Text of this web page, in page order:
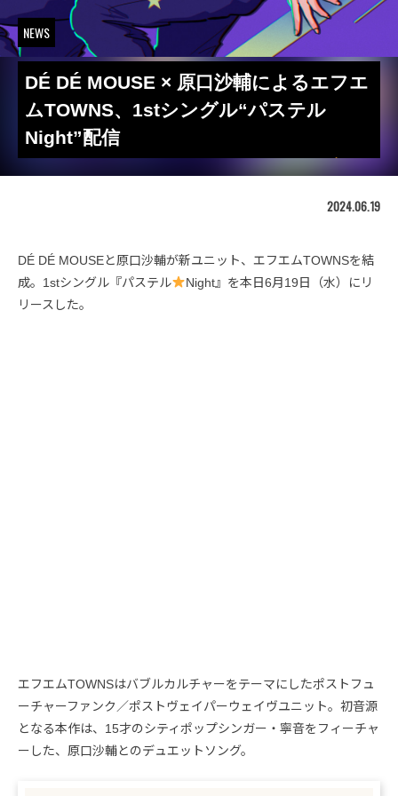
NEWS
DÉ DÉ MOUSE × 原口沙輔によるエフエ
ムTOWNS、1stシングル“パステル
Night”配信
2024.06.19
DÉ DÉ MOUSEと原口沙輔が新ユニット、エフエムTOWNSを結
成。1stシングル『パステル
Night』を本日6月19日（水）にリ
リースした。
エフエムTOWNSはバブルカルチャーをテーマにしたポストフュ
ーチャーファンク／ポストヴェイパーウェイヴユニット。初音源
となる本作は、15才のシティポップシンガー・寧音をフィーチャ
ーした、原口沙輔とのデュエットソング。